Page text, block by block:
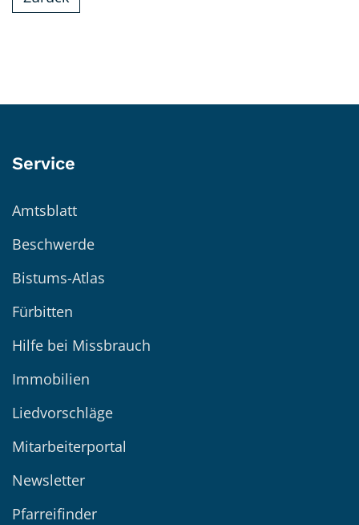
Service
Amtsblatt
Beschwerde
Bistums-Atlas
Fürbitten
Hilfe bei Missbrauch
Immobilien
Liedvorschläge
Mitarbeiterportal
Newsletter
Pfarreifinder